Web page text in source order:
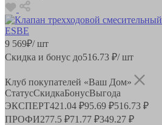
9 569₽/ шт
Скидка и бонус до516.73 ₽/ шт
Клуб покупателей «Ваш Дом»
СтатусСкидкаБонусВыгода
ЭКСПЕРТ421.04 ₽95.69 ₽516.73 ₽
ПРОФИ277.5 ₽71.77 ₽349.27 ₽